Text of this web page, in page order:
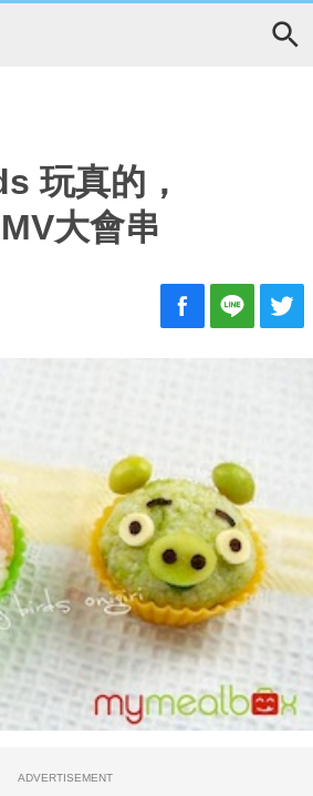
玩真的，
大會串
ADVERTISEMENT